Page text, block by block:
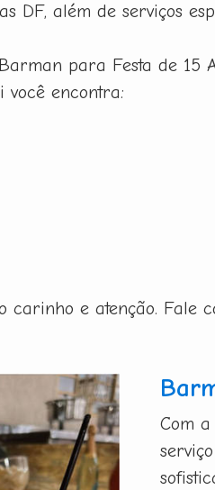
DF, além de serviços
para Festa de 15
você encontra:
e atenção. Fale
Com